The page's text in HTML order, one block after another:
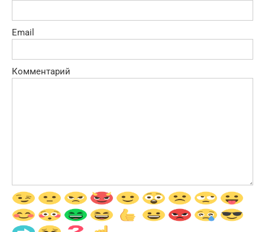
Email
Комментарий